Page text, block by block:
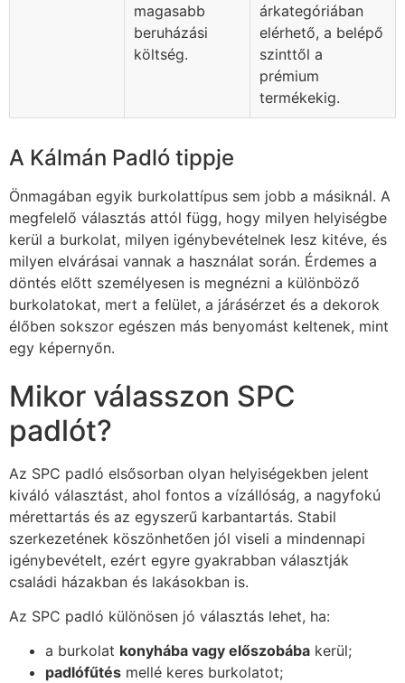
magasabb
beruházási
költség.
árkategóriában
elérhető, a belépő
szinttől a
prémium
termékekig.
A Kálmán Padló tippje
Önmagában egyik burkolattípus sem jobb a másiknál. A
megfelelő választás attól függ, hogy milyen helyiségbe
kerül a burkolat, milyen igénybevételnek lesz kitéve, és
milyen elvárásai vannak a használat során. Érdemes a
döntés előtt személyesen is megnézni a különböző
burkolatokat, mert a felület, a járásérzet és a dekorok
élőben sokszor egészen más benyomást keltenek, mint
egy képernyőn.
Mikor válasszon SPC
padlót?
Az SPC padló elsősorban olyan helyiségekben jelent
kiváló választást, ahol fontos a vízállóság, a nagyfokú
mérettartás és az egyszerű karbantartás. Stabil
szerkezetének köszönhetően jól viseli a mindennapi
igénybevételt, ezért egyre gyakrabban választják
családi házakban és lakásokban is.
Az SPC padló különösen jó választás lehet, ha:
a burkolat konyhába vagy előszobába kerül;
padlófűtés mellé keres burkolatot;